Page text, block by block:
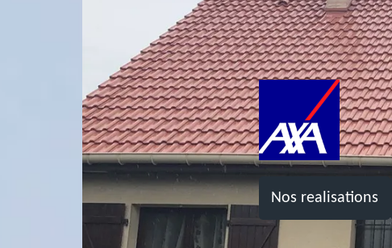
Nos realisations